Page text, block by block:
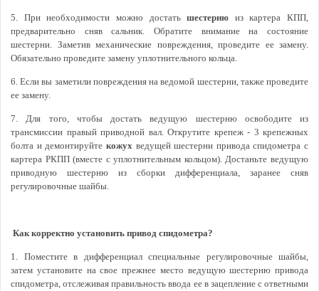
5. При необходимости можно достатьшестерню из картера КПП,
предварительно сняв сальник. Обратите внимание на состояние
шестерни. Заметив механические повреждения, проведите ее замену.
Обязательно проведите замену уплотнительного кольца.
6. Если вы заметили повреждения на ведомой шестерни, также проведите
ее замену.
7. Для того, чтобы достать ведущую шестерню освободите из
трансмиссии правый приводной вал. Открутите крепеж - 3 крепежных
болта и демонтируйте кожухведущей шестерни привода спидометра с
картера РКПП (вместе с уплотнительным кольцом). Достаньте ведущую
приводную шестерню из сборки дифференциала, заранее сняв
регулировочные шайбы.
Как корректно установить привод спидометра?
1. Поместите в дифференциал специальные регулировочные шайбы,
затем установите на свое прежнее место ведущую шестерню привода
спидометра, отслеживая правильность ввода ее в зацепление с ответными